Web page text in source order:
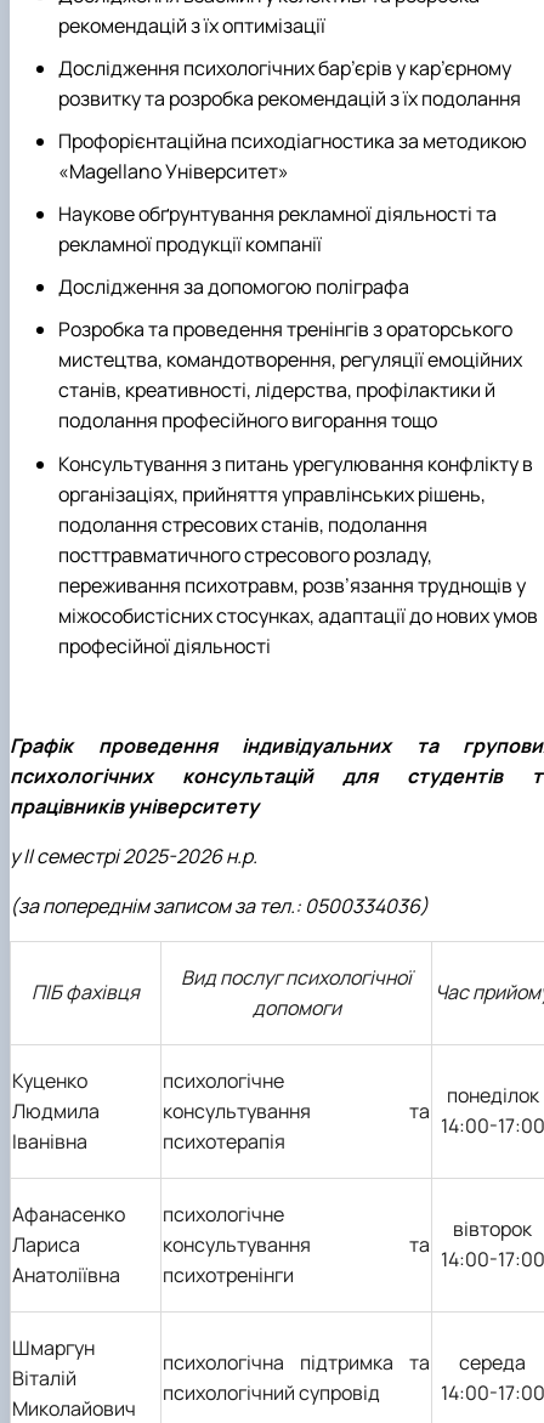
рекомендацій з їх оптимізації
Дослідження психологічних бар’єрів у кар’єрному
розвитку та розробка рекомендацій з їх подолання
Профорієнтаційна психодіагностика за методикою
«MagellanoУніверситет»
Наукове обґрунтування рекламної діяльності та
рекламної продукції компанії
Дослідження за допомогою поліграфа
Розробка та проведення тренінгів з ораторського
мистецтва, командотворення, регуляції емоційних
станів, креативності, лідерства, профілактики й
подолання професійного вигорання тощо
Консультування з питань урегулювання конфлікту в
організаціях, прийняття управлінських рішень,
подолання стресових станів, подолання
посттравматичного стресового розладу,
переживання психотравм, розв’язання труднощів у
міжособистісних стосунках, адаптації до нових умов
професійної діяльності
Графік проведення індивідуальних та
психологічних консультацій для студентів
працівників університету
у ІІ семестрі 2025-2026 н.р.
(за попереднім записом за тел.: 0500334036)
ПІБ фахівця
Вид послуг психологічної
допомоги
Час
Куценко
Людмила
Іванівна
психологічне
консультування та
психотерапія
понеділок
14:00-17:00
Афанасенко
Лариса
Анатоліївна
психологічне
консультування та
психотренінги
вівторок
14:00-17:00
Шмаргун
Віталій
Миколайович
психологічна підтримка та
психологічний супровід
середа
14:00-17:00